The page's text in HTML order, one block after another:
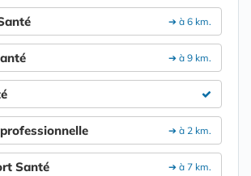
➔ à 6 km.
➔ à 9 km.
➔ à 2 km.
➔ à 7 km.
Santé